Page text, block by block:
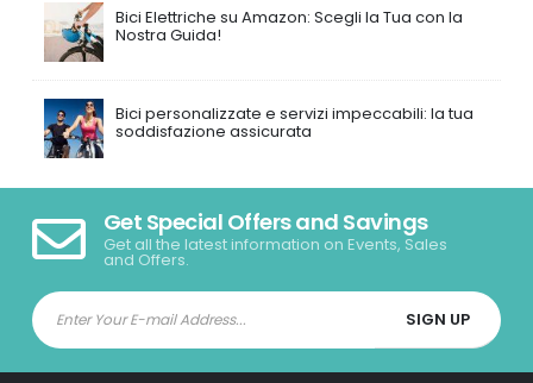
Bici Elettriche su Amazon: Scegli la Tua con la
Nostra Guida!
Bici personalizzate e servizi impeccabili: la tua
soddisfazione assicurata
Get Special Offers and Savings
Get all the latest information on Events, Sales
and Offers.